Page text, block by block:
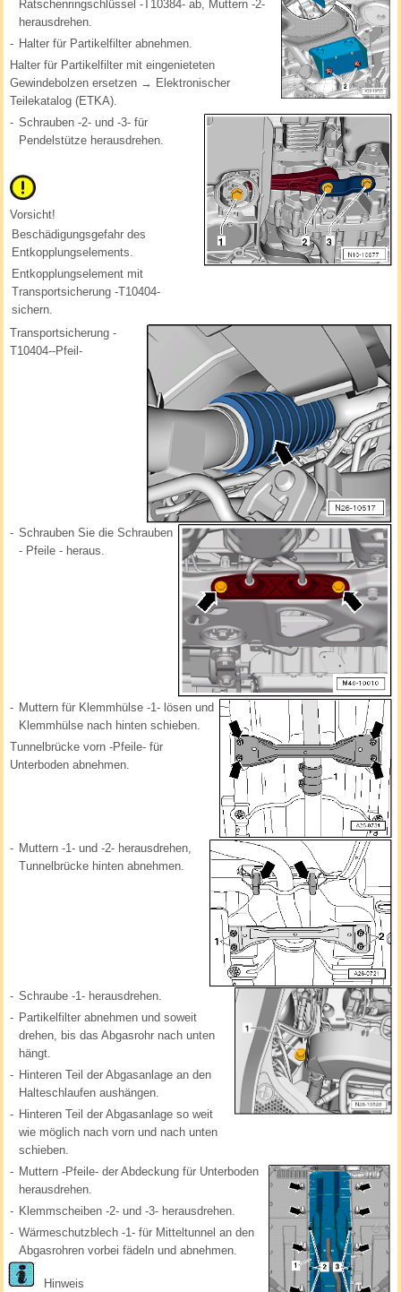
Ratschenringschlüssel -T10384- ab, Muttern -2-
herausdrehen.
- Halter für Partikelfilter abnehmen.
Halter für Partikelfilter mit eingenieteten
Gewindebolzen ersetzen → Elektronischer
Teilekatalog (ETKA).
- Schrauben -2- und -3- für
Pendelstütze herausdrehen.
Vorsicht!
Beschädigungsgefahr des
Entkopplungselements.
Entkopplungselement mit
Transportsicherung -T10404-
sichern.
Transportsicherung -
T10404--Pfeil-
- Schrauben Sie die Schrauben
- Pfeile - heraus.
- Muttern für Klemmhülse -1- lösen und
Klemmhülse nach hinten schieben.
Tunnelbrücke vorn -Pfeile- für
Unterboden abnehmen.
- Muttern -1- und -2- herausdrehen,
Tunnelbrücke hinten abnehmen.
- Schraube -1- herausdrehen.
- Partikelfilter abnehmen und soweit
drehen, bis das Abgasrohr nach unten
hängt.
- Hinteren Teil der Abgasanlage an den
Halteschlaufen aushängen.
- Hinteren Teil der Abgasanlage so weit
wie möglich nach vorn und nach unten
schieben.
- Muttern -Pfeile- der Abdeckung für Unterboden
herausdrehen.
- Klemmscheiben -2- und -3- herausdrehen.
- Wärmeschutzblech -1- für Mitteltunnel an den
Abgasrohren vorbei fädeln und abnehmen.
Hinweis